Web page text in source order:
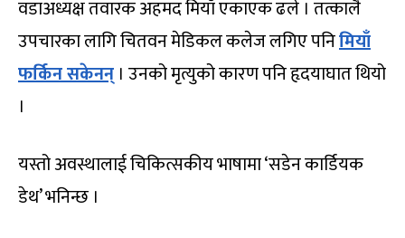
वडाअध्यक्ष तवारक अहमद मियाँ एकाएक ढले । तत्कालै
उपचारका लागि चितवन मेडिकल कलेज लगिए पनिमियाँ
फर्किन सकेनन् । उनको मृत्युको कारण पनि हृदयाघात थियो
।
यस्तो अवस्थालाई चिकित्सकीय भाषामा ‘सडेन कार्डियक
डेथ’ भनिन्छ ।